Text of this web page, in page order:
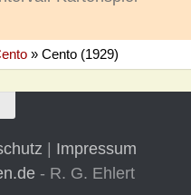
» Cento (1929)
Impressum
- R. G. Ehlert